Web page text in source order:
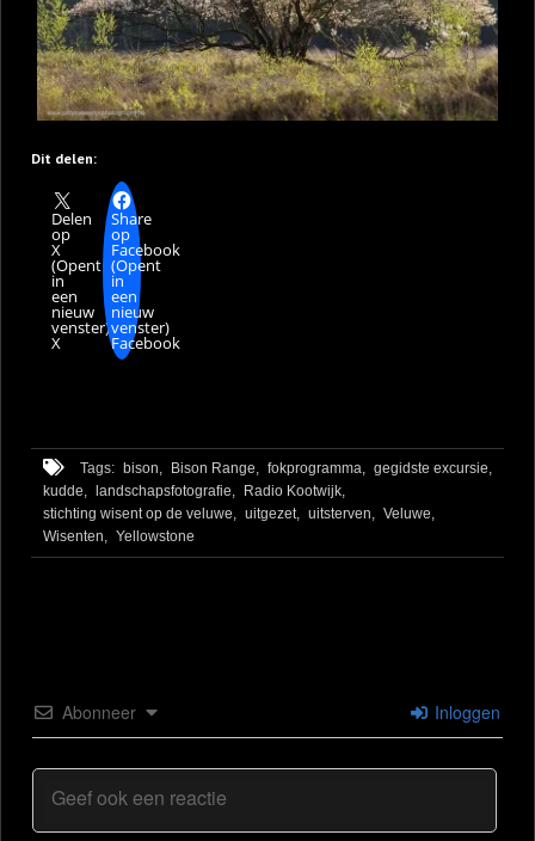
Dit delen:
Delen
op
X
(Opent
in
een
nieuw
venster)
X
Share
op
Facebook
(Opent
in
een
nieuw
venster)
Facebook
Tags: bison, Bison Range, fokprogramma,
gegidste excursie,
kudde,
landschapsfotografie,
Radio Kootwijk,
stichting wisent op de veluwe,
uitgezet, uitsterven,
Veluwe,
Wisenten,
Yellowstone
Abonneer Inloggen